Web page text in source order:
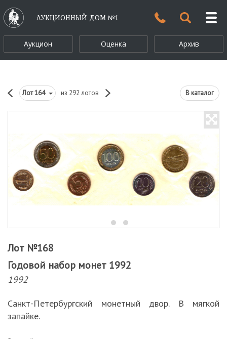
АУКЦИОННЫЙ ДОМ №1
Аукцион Оценка Архив
Лот164 из 292 лотов В каталог
Лот №168
Годовой набор монет 1992
1992
Санкт-Петербургский монетный двор. В мягкой
запайке.